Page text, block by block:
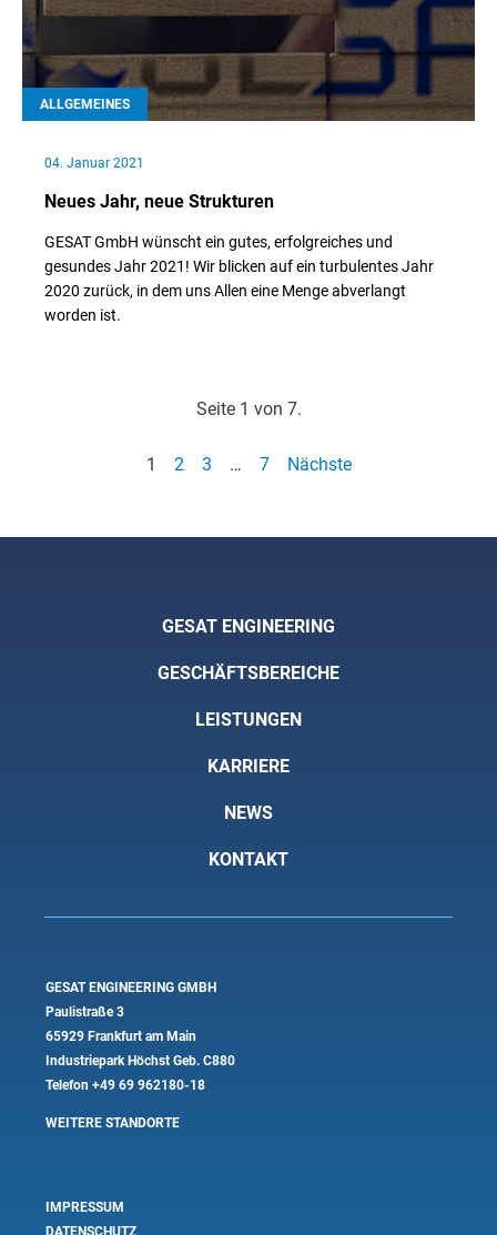
ALLGEMEINES
04. Januar 2021
Neues Jahr, neue Strukturen
GESAT GmbH wünscht ein gutes, erfolgreiches und
gesundes Jahr 2021! Wir blicken auf ein turbulentes Jahr
2020 zurück, in dem uns Allen eine Menge abverlangt
worden ist.
Seite 1 von 7.
1 2 3 … 7 Nächste
GESAT ENGINEERING
GESCHÄFTSBEREICHE
LEISTUNGEN
KARRIERE
NEWS
KONTAKT
GESAT ENGINEERING GMBH
Paulistraße 3
65929 Frankfurt am Main
Industriepark Höchst Geb. C880
Telefon +49 69 962180-18
WEITERE STANDORTE
IMPRESSUM
DATENSCHUTZ